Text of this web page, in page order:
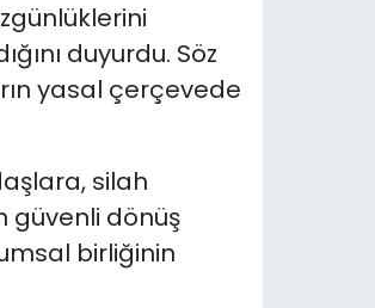
duyurdu. Söz
yasal çerçevede
silah
güvenli dönüş
birliğinin